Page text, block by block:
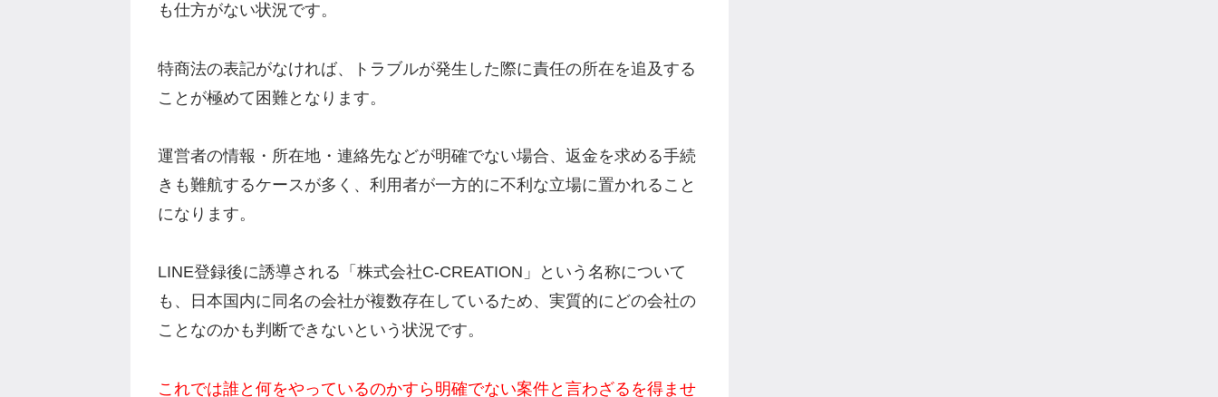
も仕方がない状況です。
特商法の表記がなければ、トラブルが発生した際に責任の所在を追及する
ことが極めて困難となります。
運営者の情報・所在地・連絡先などが明確でない場合、返金を求める手続
きも難航するケースが多く、利用者が一方的に不利な立場に置かれること
になります。
LINE登録後に誘導される「株式会社C-CREATION」という名称について
も、日本国内に同名の会社が複数存在しているため、実質的にどの会社の
ことなのかも判断できないという状況です。
これでは誰と何をやっているのかすら明確でない案件と言わざるを得ませ